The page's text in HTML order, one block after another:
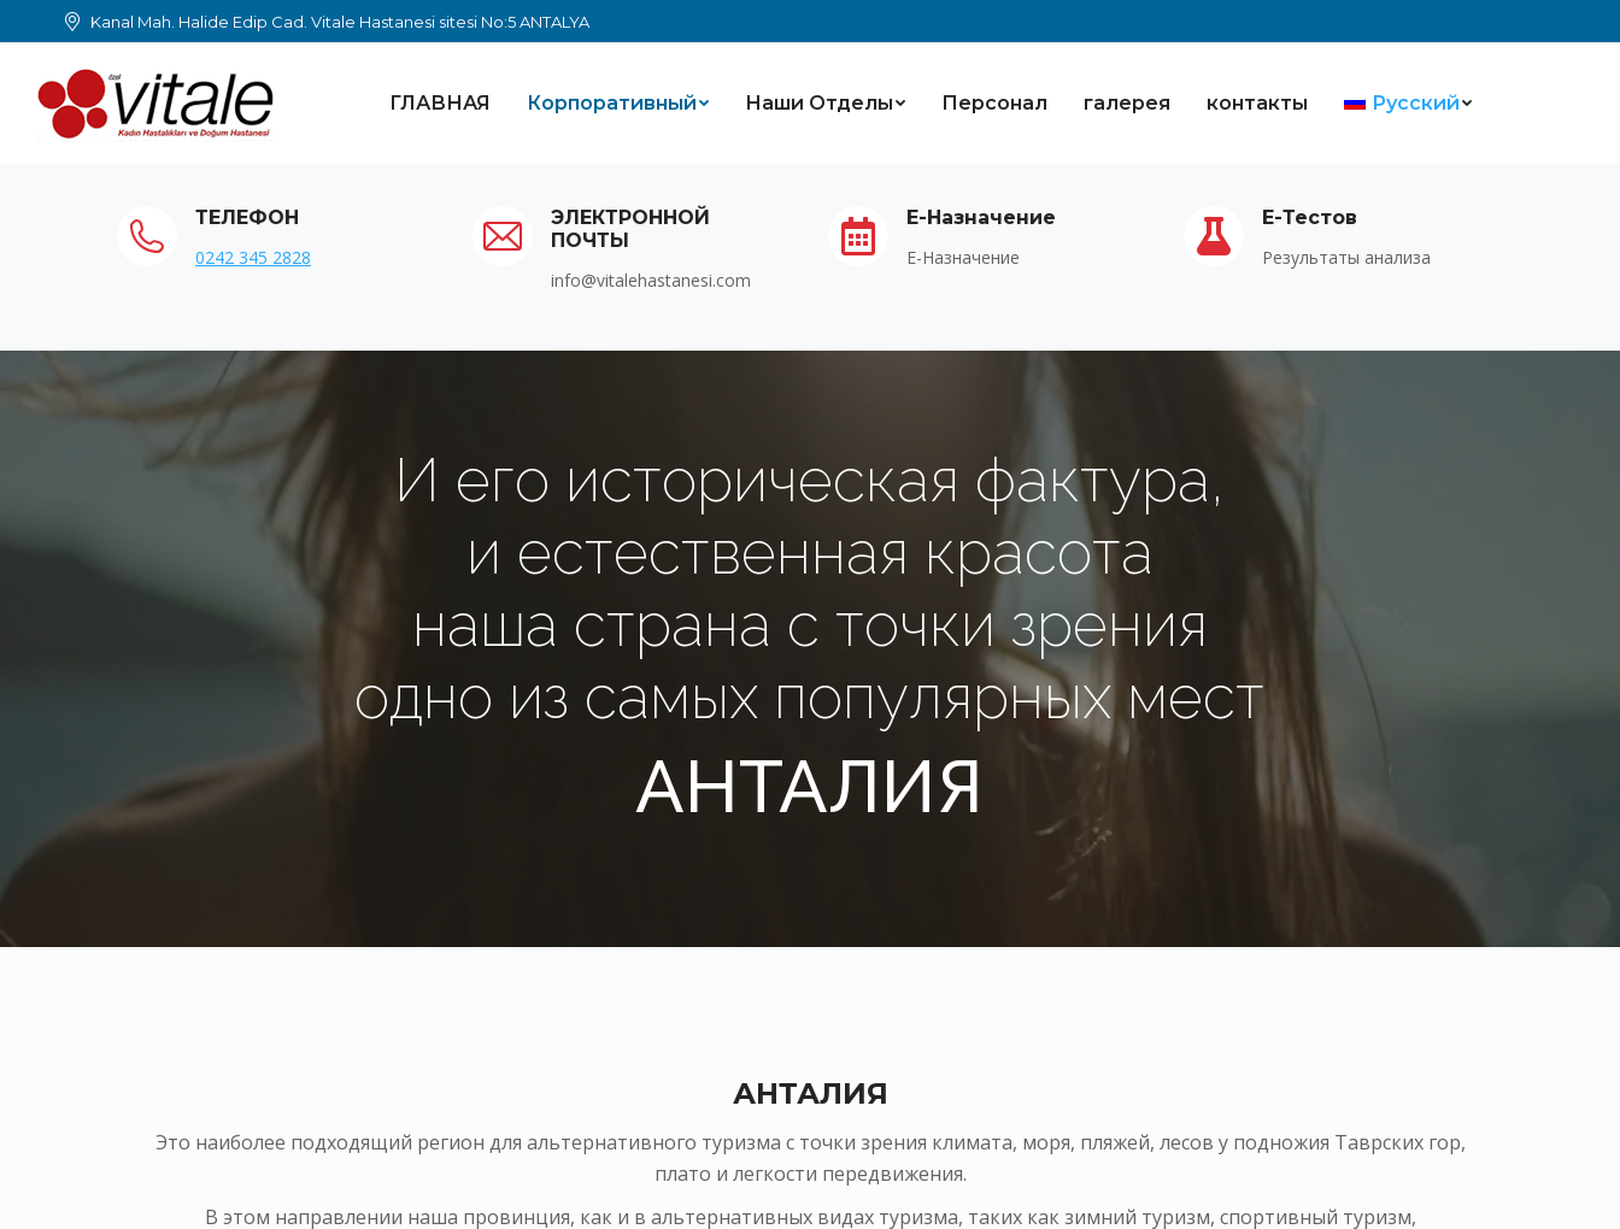
Kanal Mah. Halide Edip Cad. Vitale Hastanesi sitesi No:5 ANTALYA
ГЛАВНАЯ Корпоративный Наши Oтделы Персонал галерея контакты Русский
ТЕЛЕФОН
0242 345 2828
ЭЛЕКТРОННОЙ
ПОЧТЫ
info@vitalehastanesi.com
Е-Назначение
Е-Назначение
Е-Тестов
Результаты анализа
АНТАЛИЯ
И его историческая фактура,
и естественная красота
наша страна с точки зрения
одно из самых популярных мест
АНТАЛИЯ
Это наиболее подходящий регион для альтернативного туризма с точки зрения климата, моря, пляжей, лесов у подножия Таврских гор,
плато и легкости передвижения.
В этом направлении наша провинция, как и в альтернативных видах туризма, таких как зимний туризм, спортивный туризм,